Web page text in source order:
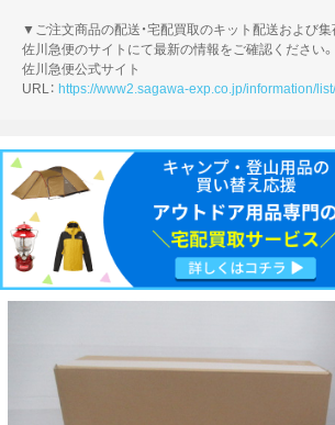
▼ご注文商品の配送・宅配買取のキット配送および
佐川急便のサイトにて最新の情報をご確認ください。
佐川急便公式サイト
URL： https://www2.sagawa-exp.co.jp/information/list/